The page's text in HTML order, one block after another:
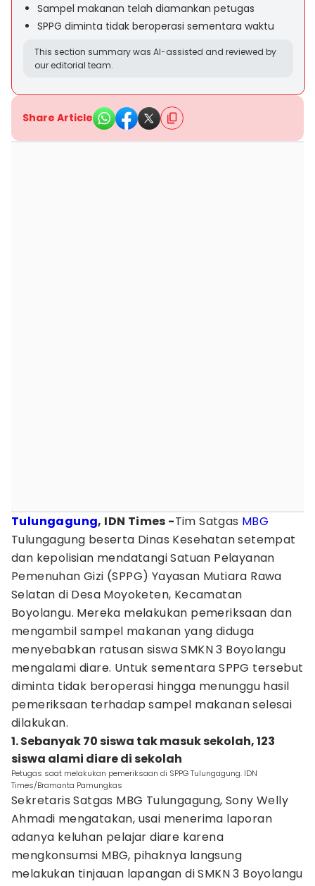
Sampel makanan telah diamankan petugas
SPPG diminta tidak beroperasi sementara waktu
This section summary was AI-assisted and reviewed by
our editorial team.
Share Article
Tulungagung, IDN Times -Tim Satgas MBG
Tulungagung beserta Dinas Kesehatan setempat
dan kepolisian mendatangi Satuan Pelayanan
Pemenuhan Gizi (SPPG) Yayasan Mutiara Rawa
Selatan di Desa Moyoketen, Kecamatan
Boyolangu. Mereka melakukan pemeriksaan dan
mengambil sampel makanan yang diduga
menyebabkan ratusan siswa SMKN 3 Boyolangu
mengalami diare. Untuk sementara SPPG tersebut
diminta tidak beroperasi hingga menunggu hasil
pemeriksaan terhadap sampel makanan selesai
dilakukan.
1. Sebanyak 70 siswa tak masuk sekolah, 123
siswa alami diare di sekolah
Petugas saat melakukan pemeriksaan di SPPG Tulungagung. IDN
Times/Bramanta Pamungkas
Sekretaris Satgas MBG Tulungagung, Sony Welly
Ahmadi mengatakan, usai menerima laporan
adanya keluhan pelajar diare karena
mengkonsumsi MBG, pihaknya langsung
melakukan tinjauan lapangan di SMKN 3 Boyolangu